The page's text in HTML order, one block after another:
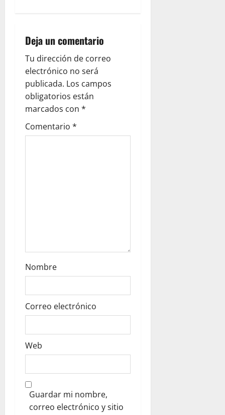
i
g
a
t
i
o
Deja un comentario
Tu dirección de correo
electrónico no será
publicada. Los campos
obligatorios están
marcados con *
Comentario *
Nombre
Correo electrónico
Web
Guardar mi nombre,
correo electrónico y sitio